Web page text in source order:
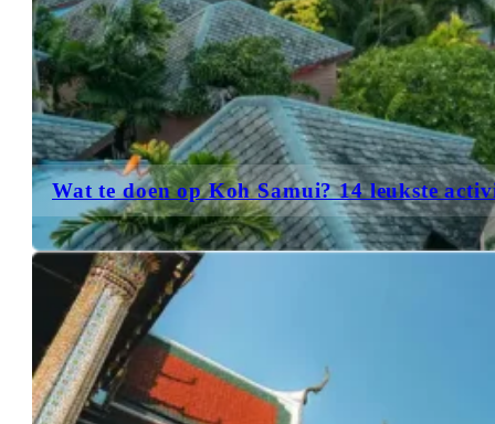
Wat te doen op Koh Samui? 14 leukste